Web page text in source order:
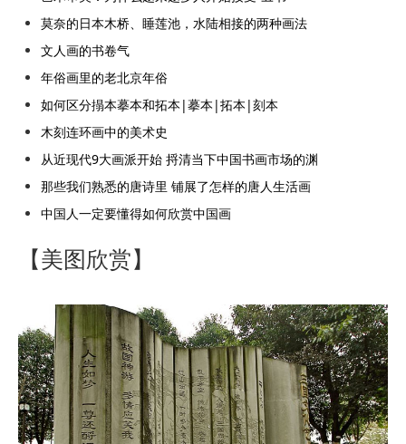
莫奈的日本木桥、睡莲池，水陆相接的两种画法
文人画的书卷气
年俗画里的老北京年俗
如何区分搨本摹本和拓本|摹本|拓本|刻本
木刻连环画中的美术史
从近现代9大画派开始 捋清当下中国书画市场的渊
那些我们熟悉的唐诗里 铺展了怎样的唐人生活画
中国人一定要懂得如何欣赏中国画
【美图欣赏】